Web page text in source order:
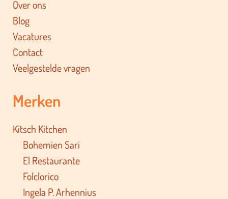
Over ons
Blog
Vacatures
Contact
Veelgestelde vragen
Merken
Kitsch Kitchen
Bohemien Sari
El Restaurante
Folclorico
Ingela P. Arhennius